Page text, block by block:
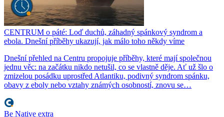
CENTRUM o páté: Loď duchů, záhadný spánkový syndrom a
ebola. Dnešní příběhy ukazují, jak málo toho někdy víme
Dnešní přehled na Centru propojuje příběhy, které mají společnou
jednu věc: na začátku nikdo netušil, co se vlastně děje. Ať už šlo o
zmizelou posádku uprostřed Atlantiku, podivný syndrom spánku,
obavy z eboly nebo vztahy známých osobností, znovu se…
Be Native extra